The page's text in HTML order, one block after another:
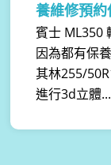
養維修預
賓士 ML350
因為都有保
其林255/
進行3d立體...